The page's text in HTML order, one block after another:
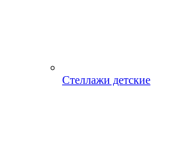
Стеллажи детские